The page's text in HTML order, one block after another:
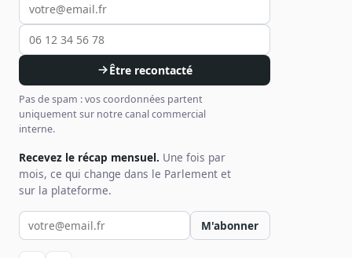
Être recontacté
Pas de spam : vos coordonnées partent
uniquement sur notre canal commercial
interne.
Recevez le récap mensuel. Une fois par
mois, ce qui change dans le Parlement et
sur la plateforme.
Votre email pour la newsletter
M'abonner